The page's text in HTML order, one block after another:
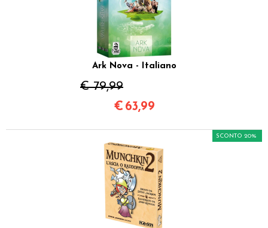
Ark Nova - Italiano
€ 79,99
€ 63,99
SCONTO 20%